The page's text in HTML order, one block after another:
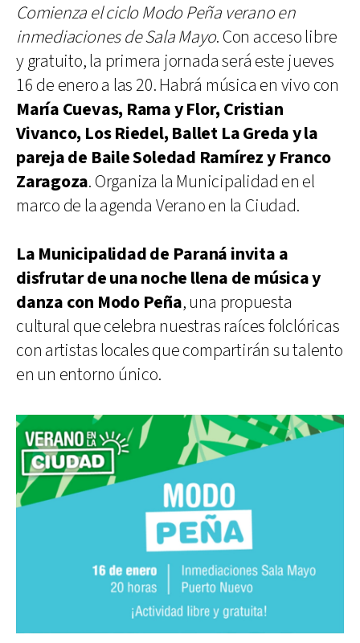
Comienza el ciclo Modo Peña verano en
inmediaciones de Sala Mayo. Con acceso libre
y gratuito, la primera jornada será este jueves
16 de enero a las 20. Habrá música en vivo con
María Cuevas, Rama y Flor, Cristian
Vivanco, Los Riedel, Ballet La Greda y la
pareja de Baile Soledad Ramírez y Franco
Zaragoza. Organiza la Municipalidad en el
marco de la agenda Verano en la Ciudad.
La Municipalidad de Paraná invita a
disfrutar de una noche llena de música y
danza con Modo Peña, una propuesta
cultural que celebra nuestras raíces folclóricas
con artistas locales que compartirán su talento
en un entorno único.